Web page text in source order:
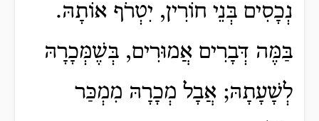
נְכָסִים בְּנֵי חוֹרִין, יִטְרֹף אוֹתָהּ.
בַּמֶּה דְּבָרִים אֲמוּרִים, בְּשֶׁמְּכָרָהּ
לְשָׁעָתָהּ; אֲבָל מְכָרָהּ מִמְכַּר